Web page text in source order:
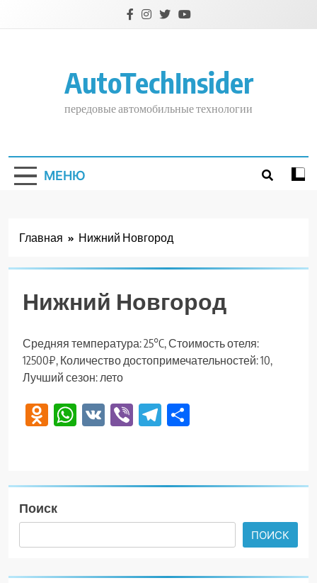
AutoTechInsider
передовые автомобильные технологии
МЕНЮ
Главная Нижний Новгород
Нижний Новгород
Средняя температура: 25°C, Стоимость отеля:
12500₽, Количество достопримечательностей: 10,
Лучший сезон: лето
Odnoklassniki
WhatsApp
VK ViberTelegram
Поиск
ПОИСК